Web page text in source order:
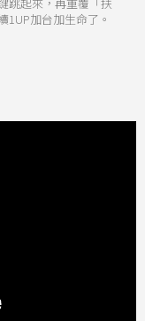
加台加生命了。